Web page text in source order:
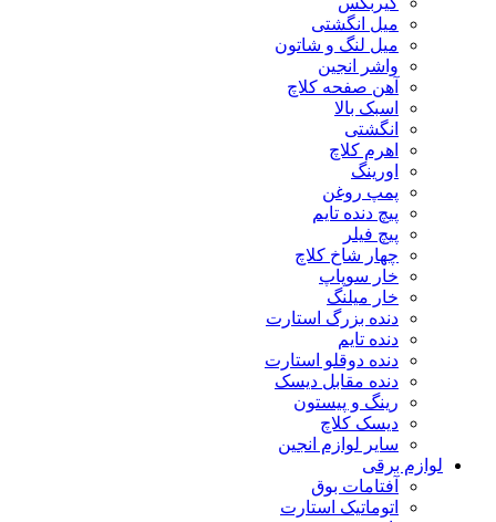
میل انگشتی
میل لنگ و شاتون
واشر انجین
آهن صفحه کلاچ
اسبک بالا
انگشتی
اهرم کلاچ
اورینگ
پمپ روغن
پیچ دنده تایم
پیچ فیلر
چهار شاخ کلاچ
خار سوپاپ
خار میلنگ
دنده بزرگ استارت
دنده تایم
دنده دوقلو استارت
دنده مقابل دیسک
رینگ و پیستون
دیسک کلاچ
سایر لوازم انجین
لوازم برقی
آفتامات بوق
اتوماتیک استارت